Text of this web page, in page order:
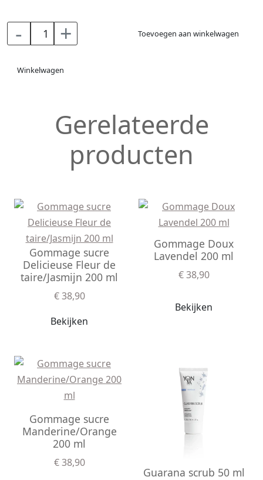
- + Toevoegen aan winkelwagen
Winkelwagen
Gerelateerde
producten
Gommage sucre
Delicieuse Fleur de
taire/Jasmijn 200 ml
€ 38,90
Bekijken
Gommage Doux
Lavendel 200 ml
€ 38,90
Bekijken
Gommage sucre
Manderine/Orange
200 ml
€ 38,90
Guarana scrub 50 ml